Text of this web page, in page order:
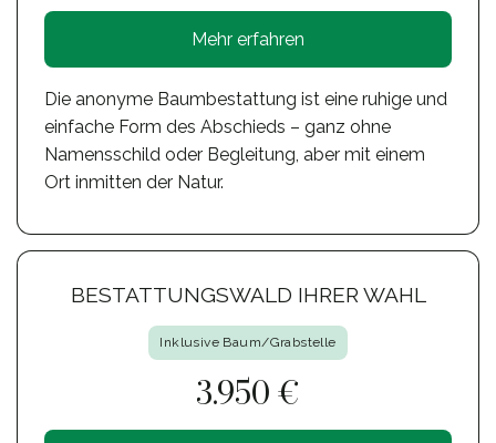
Mehr erfahren
Die anonyme Baumbestattung ist eine ruhige und
einfache Form des Abschieds – ganz ohne
Namensschild oder Begleitung, aber mit einem
Ort inmitten der Natur.
BESTATTUNGSWALD IHRER WAHL
Inklusive Baum/Grabstelle
3.950 €